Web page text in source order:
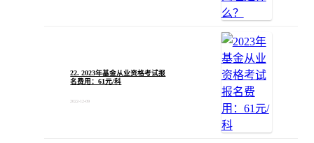
22. 2023年基金从业资格考试报
名费用：61元/科
2022-12-09